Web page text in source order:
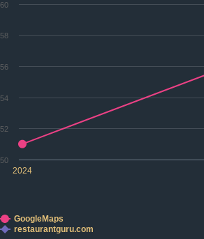
2024
50
52
54
56
58
60
GoogleMaps
restaurantguru.com